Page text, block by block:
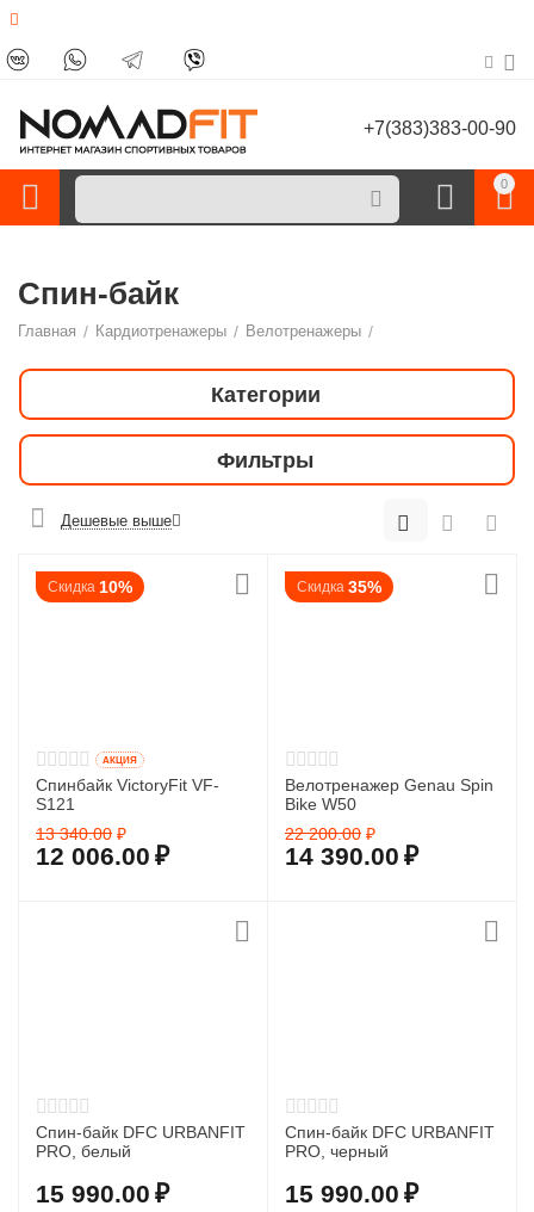
+7(383)383-00-90
0
Спин-байк
Главная / Кардиотренажеры / Велотренажеры /
Категории
Фильтры
Дешевые выше
Скидка 10%
AКЦИЯ
Спинбайк VictoryFit VF-
S121
13 340.00 ₽
12 006.00 ₽
Скидка 35%
Велотренажер Genau Spin
Bike W50
22 200.00 ₽
14 390.00 ₽
Спин-байк DFC URBANFIT
PRO, белый
15 990.00 ₽
Спин-байк DFC URBANFIT
PRO, черный
15 990.00 ₽